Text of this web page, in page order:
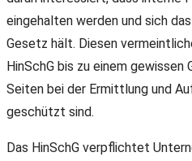
eingehalten werden und sich
Gesetz hält. Diesen
HinSchG bis zu einem gewissen
Seiten bei der Ermittlung und
geschützt sind.
Das HinSchG verpflichtet